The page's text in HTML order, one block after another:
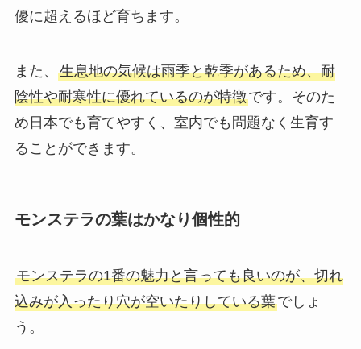
優に超えるほど育ちます。
また、 生息地の気候は雨季と乾季があるため、耐
陰性や耐寒性に優れているのが特徴です。そのた
め日本でも育てやすく、室内でも問題なく生育す
ることができます。
モンステラの葉はかなり個性的
モンステラの1番の魅力と言っても良いのが、切れ
込みが入ったり穴が空いたりしている葉でしょ
う。